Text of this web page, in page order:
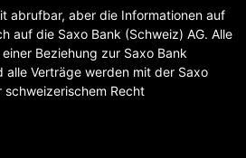
abrufbar, aber die Informationen auf
auf die Saxo Bank (Schweiz) AG. Alle
Beziehung zur Saxo Bank
alle Verträge werden mit der Saxo
schweizerischem Recht